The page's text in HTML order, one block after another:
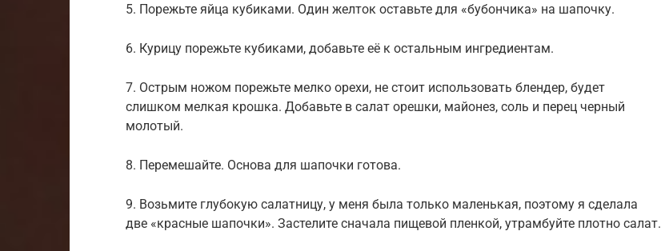
5. Порежьте яйца кубиками. Один желток оставьте для «бубончика» на шапочку.
6. Курицу порежьте кубиками, добавьте её к остальным ингредиентам.
7. Острым ножом порежьте мелко орехи, не стоит использовать блендер, будет
слишком мелкая крошка. Добавьте в салат орешки, майонез, соль и перец черный
молотый.
8. Перемешайте. Основа для шапочки готова.
9. Возьмите глубокую салатницу, у меня была только маленькая, поэтому я сделала
две «красные шапочки». Застелите сначала пищевой пленкой, утрамбуйте плотно салат.